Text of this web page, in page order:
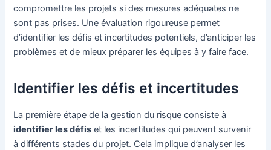
compromettre les projets si des mesures adéquates ne
sont pas prises. Une évaluation rigoureuse permet
d’identifier les défis et incertitudes potentiels, d’anticiper les
problèmes et de mieux préparer les équipes à y faire face.
Identifier les défis et incertitudes
La première étape de la gestion du risque consiste à
identifier les défis et les incertitudes qui peuvent survenir
à différents stades du projet. Cela implique d’analyser les